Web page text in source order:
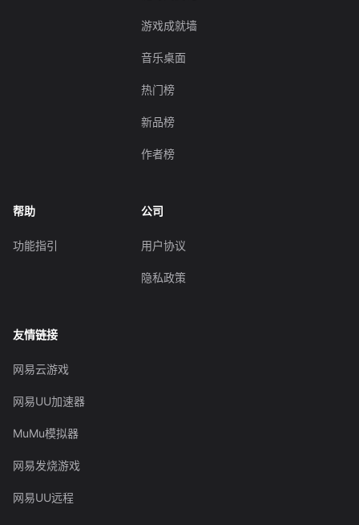
游戏成就墙
音乐桌面
热门榜
新品榜
作者榜
帮助
功能指引
公司
用户协议
隐私政策
友情链接
网易云游戏
网易UU加速器
MuMu模拟器
网易发烧游戏
网易UU远程